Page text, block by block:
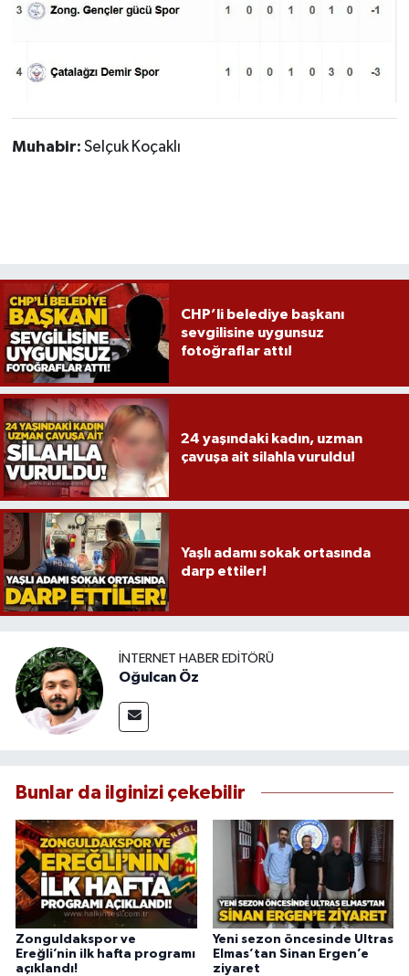
Muhabir: Selçuk Koçaklı
CHP’li belediye başkanı
sevgilisine uygunsuz
fotoğraflar attı!
24 yaşındaki kadın, uzman
çavuşa ait silahla vuruldu!
Yaşlı adamı sokak ortasında
darp ettiler!
İNTERNET HABER EDITÖRÜ
Oğulcan Öz
Bunlar da ilginizi çekebilir
Zonguldakspor ve
Ereğli’nin ilk hafta programı
açıklandı!
Yeni sezon öncesinde Ultras
Elmas’tan Sinan Ergen’e
ziyaret